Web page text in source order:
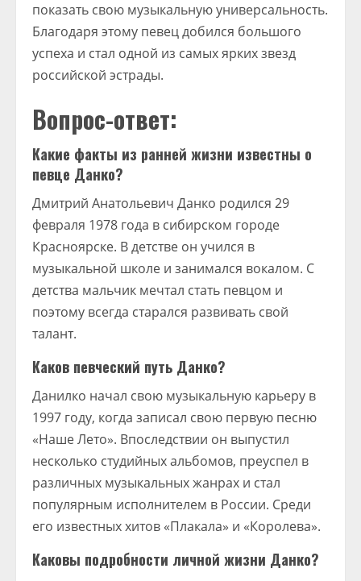
показать свою музыкальную универсальность.
Благодаря этому певец добился большого
успеха и стал одной из самых ярких звезд
российской эстрады.
Вопрос-ответ:
Какие факты из ранней жизни известны о
певце Данко?
Дмитрий Анатольевич Данко родился 29
февраля 1978 года в сибирском городе
Красноярске. В детстве он учился в
музыкальной школе и занимался вокалом. С
детства мальчик мечтал стать певцом и
поэтому всегда старался развивать свой
талант.
Каков певческий путь Данко?
Данилко начал свою музыкальную карьеру в
1997 году, когда записал свою первую песню
«Наше Лето». Впоследствии он выпустил
несколько студийных альбомов, преуспел в
различных музыкальных жанрах и стал
популярным исполнителем в России. Среди
его известных хитов «Плакала» и «Королева».
Каковы подробности личной жизни Данко?